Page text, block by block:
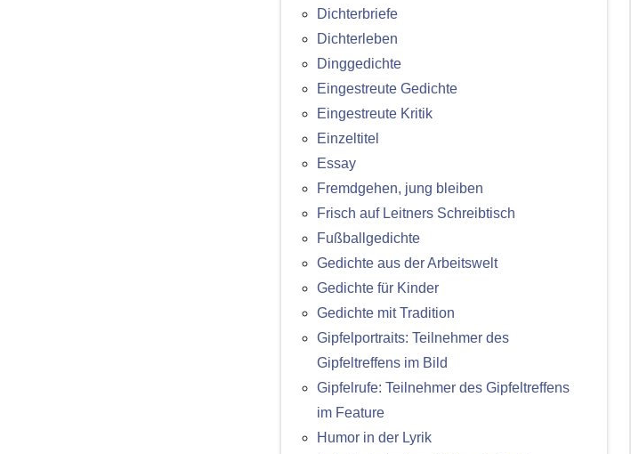
Dichterbriefe
Dichterleben
Dinggedichte
Eingestreute Gedichte
Eingestreute Kritik
Einzeltitel
Essay
Fremdgehen, jung bleiben
Frisch auf Leitners Schreibtisch
Fußballgedichte
Gedichte aus der Arbeitswelt
Gedichte für Kinder
Gedichte mit Tradition
Gipfelportraits: Teilnehmer des
Gipfeltreffens im Bild
Gipfelrufe: Teilnehmer des Gipfeltreffens
im Feature
Humor in der Lyrik